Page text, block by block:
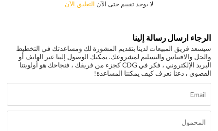
لا يوجد تقييم حتى الآن التعليق الآن
الرجاء ارسال رسالة إلينا
سيسعد فريق المبيعات لدينا بتقديم المشورة لك ومساعدتك في التخطيط
والحل والاقتباس والتسليم لمشروعك. يمكنك الوصول إلينا عبر الهاتف أو
البريد الإلكتروني ، فكر في CDG كجزء من فريقك ، فنجاحك هو أولويتنا
القصوى ، دعنا نعرف كيف يمكننا المساعدة!